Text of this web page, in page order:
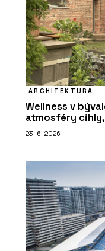
ARCHITEKTURA
Wellness v
atmosféry
23. 6. 2026